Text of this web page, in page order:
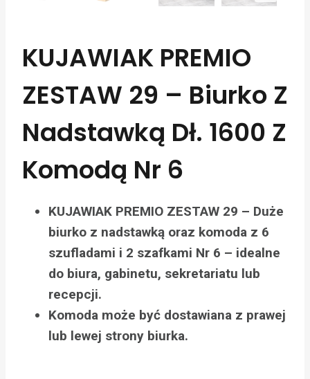
KUJAWIAK PREMIO
ZESTAW 29 – Biurko Z
Nadstawką Dł. 1600 Z
Komodą Nr 6
KUJAWIAK PREMIO ZESTAW 29 – Duże
biurko z nadstawką oraz komoda z 6
szufladami i 2 szafkami Nr 6 – idealne
do biura, gabinetu, sekretariatu lub
recepcji.
Komoda może być dostawiana z prawej
lub lewej strony biurka.